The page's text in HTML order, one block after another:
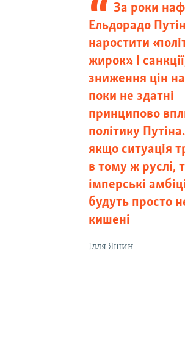
За роки
Ельдорадо
наростити
жирок». І
зниження цін
поки не здатні
принципово
політику
якщо ситуація
в тому ж руслі,
імперські
будуть просто
кишені
Ілля Яшин